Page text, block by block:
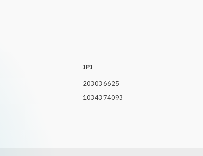
IPI
203036625
1034374093